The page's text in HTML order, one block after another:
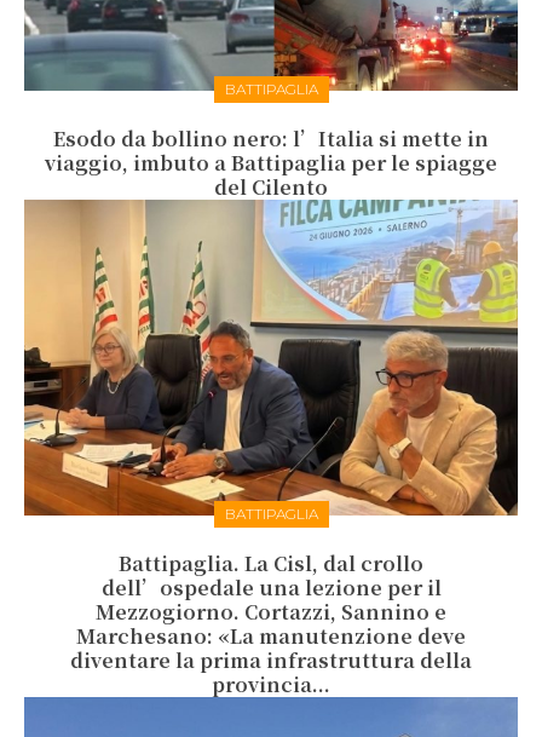
BATTIPAGLIA
Esodo da bollino nero: l’Italia si mette in
viaggio, imbuto a Battipaglia per le spiagge
del Cilento
BATTIPAGLIA
Battipaglia. La Cisl, dal crollo
dell’ospedale una lezione per il
Mezzogiorno. Cortazzi, Sannino e
Marchesano: «La manutenzione deve
diventare la prima infrastruttura della
provincia...